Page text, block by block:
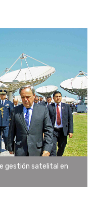
gestión satelital en